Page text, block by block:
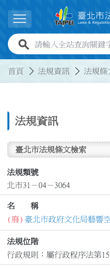
展開選單
全站查詢關鍵字欄位
首頁 法規資訊 法規條
法規資訊
臺北市法規條文檢索
法規類號
北市31－04－3064
名 稱
(廢) 臺北市政府文化局藝響
法規位階
行政規則：屬行政程序法第